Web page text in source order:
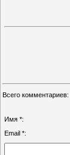
Всего комментариев:
Имя *:
Email *: